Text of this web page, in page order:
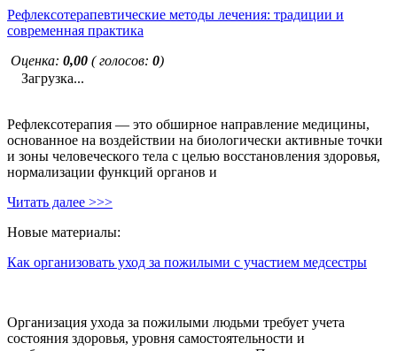
Рефлексотерапевтические методы лечения: традиции и
современная практика
Оценка: 0,00 ( голосов: 0)
Загрузка...
Рефлексотерапия — это обширное направление медицины,
основанное на воздействии на биологически активные точки
и зоны человеческого тела с целью восстановления здоровья,
нормализации функций органов и
Читать далее >>>
Новые материалы:
Как организовать уход за пожилыми с участием медсестры
Организация ухода за пожилыми людьми требует учета
состояния здоровья, уровня самостоятельности и